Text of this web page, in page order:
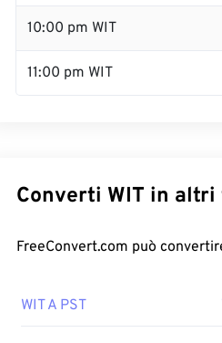
10:00 pm WIT
11:00 pm WIT
Converti WIT in
FreeConvert.com può
WIT A PST